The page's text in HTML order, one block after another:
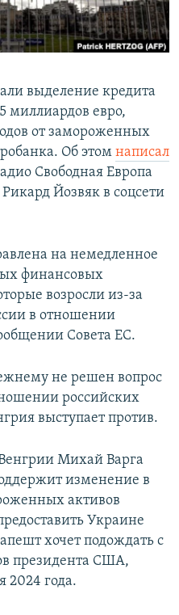
выделение кредита
миллиардов евро,
от замороженных
Об этом написал
Свободная Европа
Йозвяк в соцсети
на немедленное
финансовых
возросли из-за
в отношении
Совета ЕС.
не решен вопрос
российских
выступает против.
Михай Варга
изменение в
активов
Украине
хочет подождать с
президента США,
2024 года.